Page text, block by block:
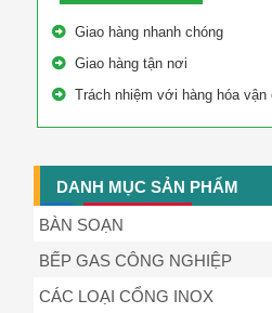
Giao hàng nhanh chóng
Giao hàng tận nơi
Trách nhiệm với hàng hóa vận
DANH MỤC SẢN PHẨM
BÀN SOẠN
BẾP GAS CÔNG NGHIỆP
CÁC LOẠI CỔNG INOX